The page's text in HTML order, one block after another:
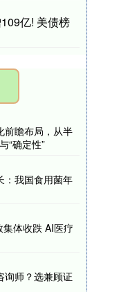
亿! 美债榜
前瞻布局，从半
“确定性”
：我国食用菌年
体收跌 AI医疗
询师？选兼顾证